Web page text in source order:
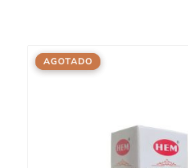
AGOTADO
AGOTADO